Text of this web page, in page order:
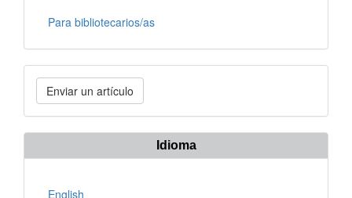
Para bibliotecarios/as
Enviar
un
artículo
Enviar un artículo
Idioma
English